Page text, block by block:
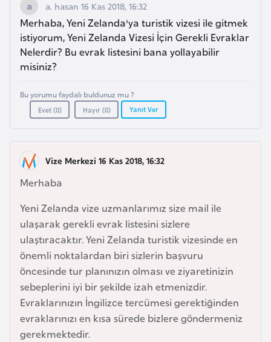
e
İ
e
m
l
e
r
i
a. hasan 16 Kas 2018, 16:32
Merhaba, Yeni Zelanda'ya turistik vizesi ile gitmek
istiyorum, Yeni Zelanda Vizesi İçin Gerekli Evraklar
Nelerdir? Bu evrak listesini bana yollayabilir
misiniz?
Bu yorumu faydalı buldunuz mu ?
Evet (0) Hayır (0) Yanıt Ver
Vize Merkezi 16 Kas 2018, 16:32
Merhaba
Yeni Zelanda vize uzmanlarımız size mail ile
ulaşarak gerekli evrak listesini sizlere
ulaştıracaktır. Yeni Zelanda turistik vizesinde en
önemli noktalardan biri sizlerin başvuru
öncesinde tur planınızın olması ve ziyaretinizin
sebeplerini iyi bir şekilde izah etmenizdir.
Evraklarınızın İngilizce tercümesi gerektiğinden
evraklarınızı en kısa sürede bizlere göndermeniz
gerekmektedir.
t
u
r
y
a
z
e
r
b
a
y
c
a
n
B
a
h
r